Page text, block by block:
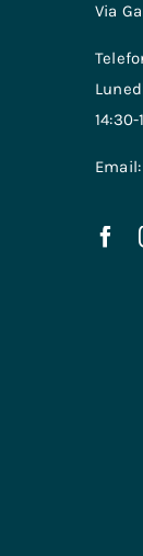
Via
14:30-